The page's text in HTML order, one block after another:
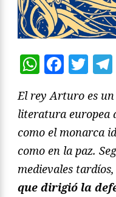
El rey Arturo es un
literatura europea
como el monarca
como en la paz.
medievales
que dirigió la